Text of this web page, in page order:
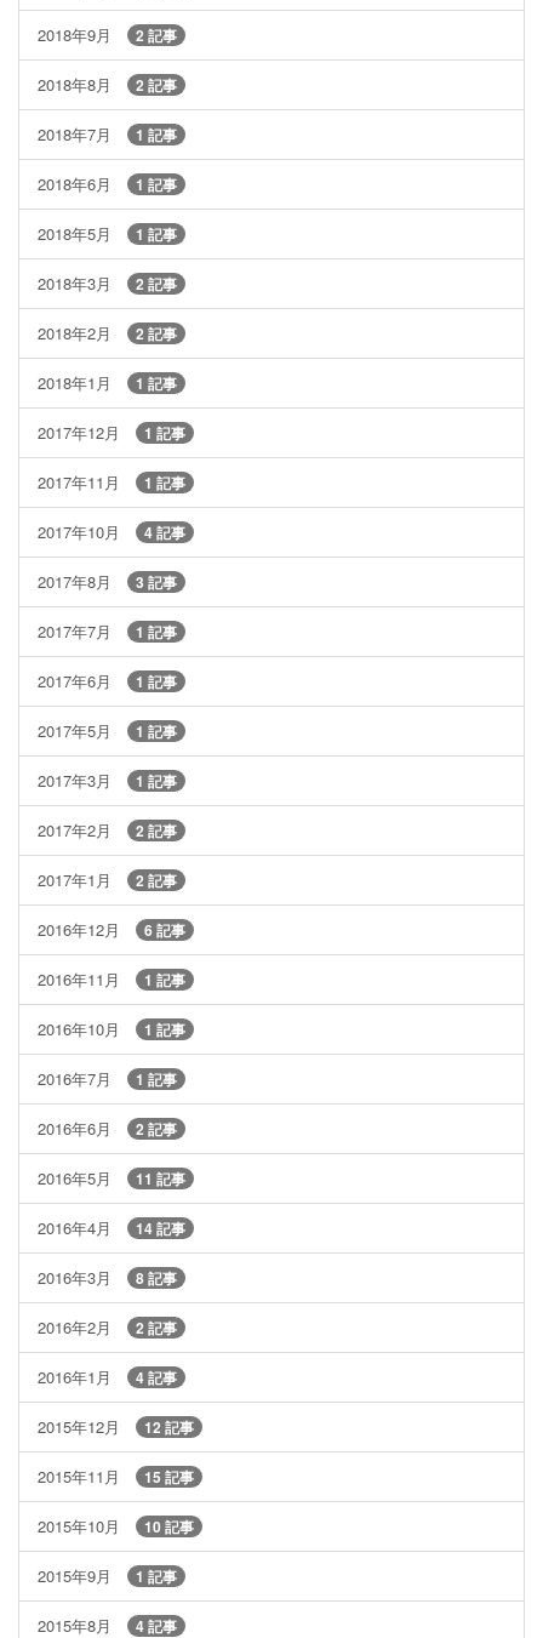
2018年9月 2 記事
2018年8月 2 記事
2018年7月 1 記事
2018年6月 1 記事
2018年5月 1 記事
2018年3月 2 記事
2018年2月 2 記事
2018年1月 1 記事
2017年12月 1 記事
2017年11月 1 記事
2017年10月 4 記事
2017年8月 3 記事
2017年7月 1 記事
2017年6月 1 記事
2017年5月 1 記事
2017年3月 1 記事
2017年2月 2 記事
2017年1月 2 記事
2016年12月 6 記事
2016年11月 1 記事
2016年10月 1 記事
2016年7月 1 記事
2016年6月 2 記事
2016年5月 11 記事
2016年4月 14 記事
2016年3月 8 記事
2016年2月 2 記事
2016年1月 4 記事
2015年12月 12 記事
2015年11月 15 記事
2015年10月 10 記事
2015年9月 1 記事
2015年8月 4 記事